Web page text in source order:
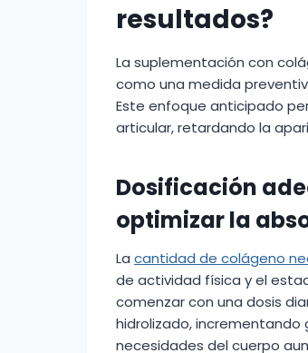
resultados?
La suplementación con
como una medida
Este enfoque anticipado
articular, retardando la
Dosificación
optimizar la
La cantidad de colágeno
de actividad física y el
comenzar con una dosis
hidrolizado,
necesidades del cuerpo